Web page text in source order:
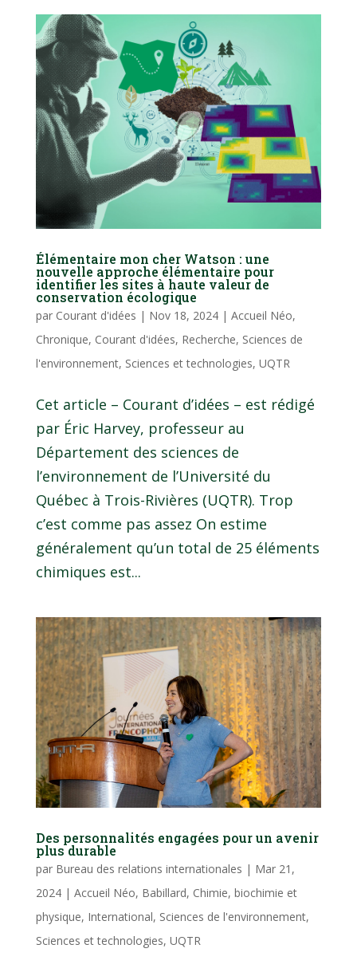
Élémentaire mon cher Watson : une
nouvelle approche élémentaire pour
identifier les sites à haute valeur de
conservation écologique
par Courant d'idées | Nov 18, 2024| Accueil Néo,
Chronique, Courant d'idées, Recherche, Sciences de
l'environnement, Sciences et technologies, UQTR
Cet article – Courant d’idées – est rédigé
par Éric Harvey, professeur au
Département des sciences de
l’environnement de l’Université du
Québec à Trois-Rivières (UQTR). Trop
c’est comme pas assez On estime
généralement qu’un total de 25 éléments
chimiques est...
Des personnalités engagées pour un avenir
plus durable
par Bureau des relations internationales | Mar 21,
2024| Accueil Néo, Babillard, Chimie, biochimie et
physique, International, Sciences de l'environnement,
Sciences et technologies, UQTR